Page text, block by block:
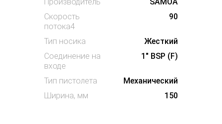
Скорость
потока4
90
Тип носика
Жесткий
Соединение на
входе
1" BSP (F)
Тип пистолета
Механический
Ширина, мм
150